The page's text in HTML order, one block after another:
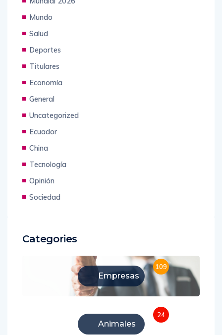
Crónicas desde China
Mundial 2026
Mundo
Salud
Deportes
Titulares
Economía
General
Uncategorized
Ecuador
China
Tecnología
Opinión
Categories
Empresas
109